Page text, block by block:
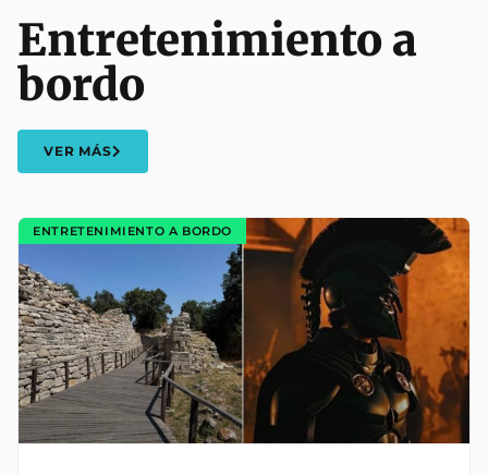
Entretenimiento a
bordo
VER MÁS
ENTRETENIMIENTO A BORDO